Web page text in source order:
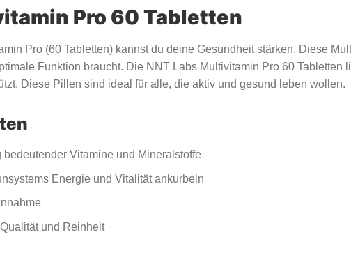
Pro 60 Tabletten
Pro (60 Tabletten) kannst du deine Gesundheit stärken. Diese
Funktion braucht. Die NNT Labs Multivitamin Pro 60
Diese Pillen sind ideal für alle, die aktiv und gesund leben wollen.
Vitamine und Mineralstoffe
Energie und Vitalität ankurbeln
und Reinheit